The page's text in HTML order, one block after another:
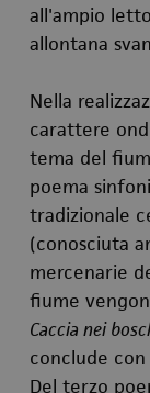
all'ampio
allontana
Nella
carattere
tema del
poema
tradizionale
(conosciuta
mercenarie
fiume
Caccia nei
conclude
Del terzo